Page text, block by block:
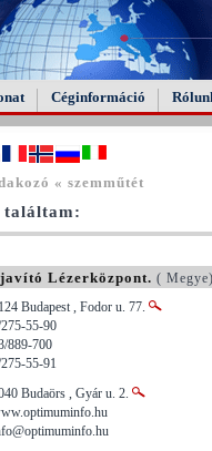
Céginformáció
« szemműtét
találtam:
Lézerközpont. ( Megye)
Budapest , Fodor u. 77.
55-90
889-700
55-91
Budaörs , Gyár u. 2.